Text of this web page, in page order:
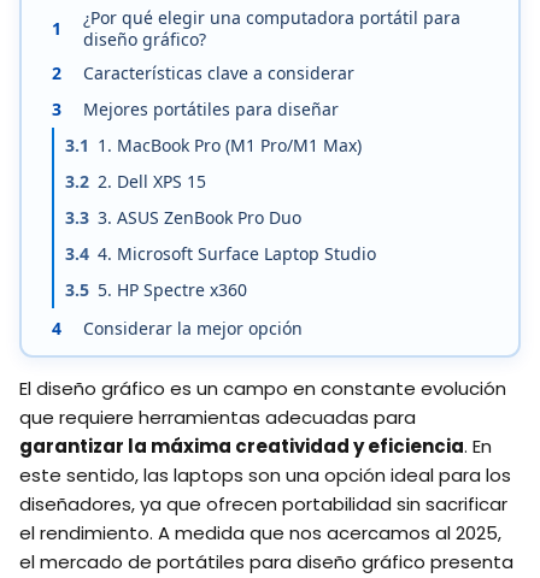
1
¿Por qué elegir una computadora portátil para
diseño gráfico?
2
Características clave a considerar
3
Mejores portátiles para diseñar
3.1 1. MacBook Pro (M1 Pro/M1 Max)
3.2 2. Dell XPS 15
3.3 3. ASUS ZenBook Pro Duo
3.4 4. Microsoft Surface Laptop Studio
3.5 5. HP Spectre x360
4
Considerar la mejor opción
El diseño gráfico es un campo en constante evolución
que requiere herramientas adecuadas para
garantizar la máxima creatividad y eficiencia. En
este sentido, las laptops son una opción ideal para los
diseñadores, ya que ofrecen portabilidad sin sacrificar
el rendimiento. A medida que nos acercamos al 2025,
el mercado de portátiles para diseño gráfico presenta